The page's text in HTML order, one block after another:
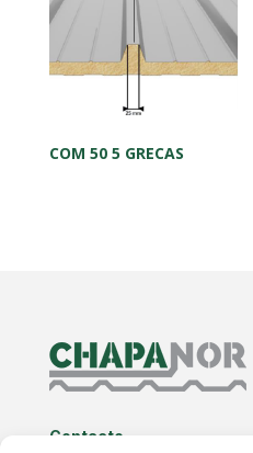
COM 50 5 GRECAS
Contacto